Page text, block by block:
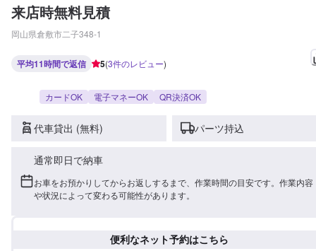
来店時無料見積
岡山県倉敷市二子348-1
平均11時間で返信 5(3件のレビュー)
カードOK 電子マネーOK QR決済OK
代車貸出 (無料) パーツ持込
通常即日で納車
お車をお預かりしてからお返しするまで、作業時間の目安です。作業内容
や状況によって変わる可能性があります。
便利なネット予約はこちら